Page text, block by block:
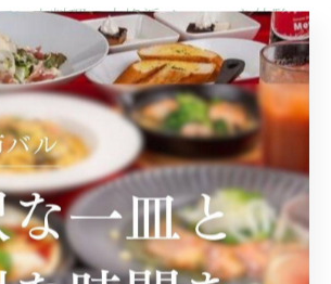
ン肉料理の本格派メニューを体験
ンの肉料理を本格的に楽しみたい方に
を使用したメニューが豊富に揃っていま
ハンバーグなど、肉本来の旨みを引き出
。例えば、じっくり焼き上げることで外
ューシーに仕上げる方法が用いられてい
のソースや付け合わせも充実しており、
アンの醍醐味を存分に味わえます。筑紫
アン肉料理の魅力を体験してみてはいか